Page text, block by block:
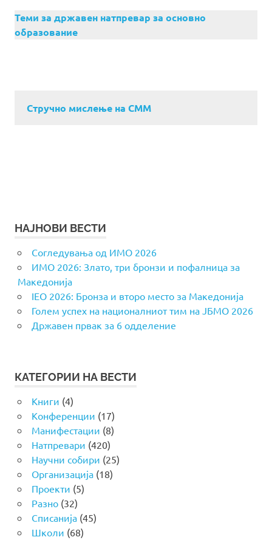
Теми за државен натпревар за основно
образование
Стручно мислење на СММ
НАЈНОВИ ВЕСТИ
Согледувања од ИМО 2026
ИМО 2026: Злато, три бронзи и пофалница за
Македонија
IEO 2026: Бронза и второ место за Македонија
Голем успех на националниот тим на ЈБМО 2026
Државен првак за 6 одделение
КАТЕГОРИИ НА ВЕСТИ
Книги (4)
Конференции (17)
Манифестации (8)
Натпревари (420)
Научни собири (25)
Организација(18)
Проекти (5)
Разно(32)
Списанија(45)
Школи (68)